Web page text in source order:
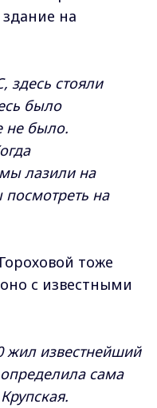
на
здесь стояли
было
не было.
лазили на
посмотреть на
тоже
с известными
жил известнейший
сама